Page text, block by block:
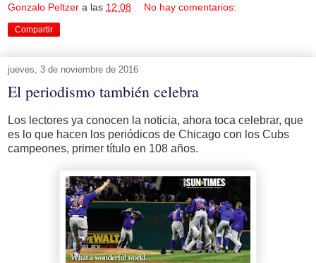
Gonzalo Peltzer a las 12:08 No hay comentarios:
Compartir
jueves, 3 de noviembre de 2016
El periodismo también celebra
Los lectores ya conocen la noticia, ahora toca celebrar, que
es lo que hacen los periódicos de Chicago con los Cubs
campeones, primer título en 108 años.